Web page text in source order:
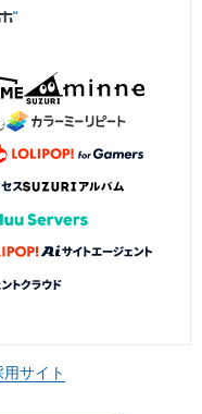
用サイト